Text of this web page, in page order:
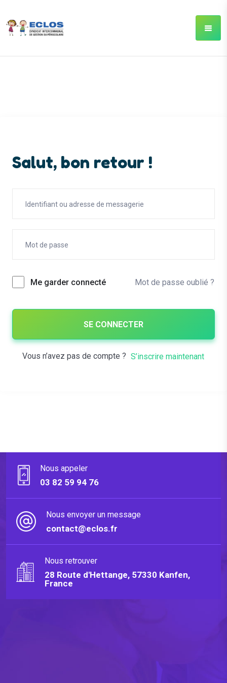
Salut, bon retour !
Me garder connecté Mot de passe oublié ?
SE CONNECTER
Vous n’avez pas de compte ? S’inscrire maintenant
Nous appeler
03 82 59 94 76
Nous envoyer un message
contact@eclos.fr
Nous retrouver
28 Route d'Hettange, 57330 Kanfen,
France